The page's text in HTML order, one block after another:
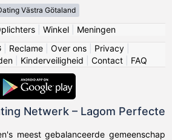
Västra Götaland
| Winkel| Meningen
Reclame Over ons Privacy
Kinderveiligheid Contact FAQ
Netwerk – Lagom Perfecte
meest gebalanceerde gemeenschap